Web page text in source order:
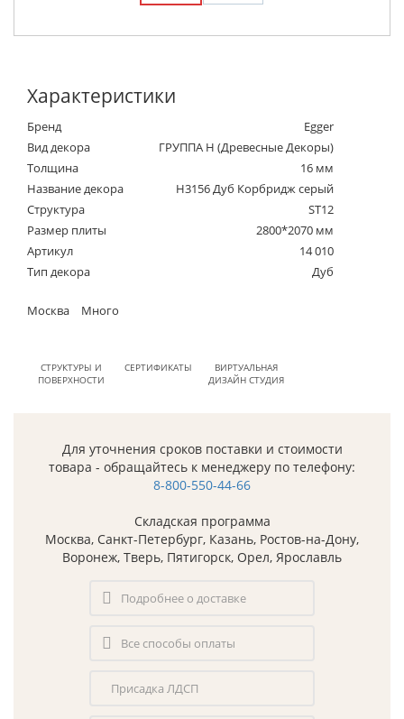
Характеристики
Бренд
Egger
Вид декора
ГРУППА Н (Древесные Декоры)
Толщина
16 мм
Название декора
H3156 Дуб Корбридж серый
Структура
ST12
Размер плиты
2800*2070 мм
Артикул
14 010
Тип декора
Дуб
Москва Много
СТРУКТУРЫ И
ПОВЕРХНОСТИ
СЕРТИФИКАТЫ
ВИРТУАЛЬНАЯ
ДИЗАЙН СТУДИЯ
Для уточнения сроков поставки и стоимости
товара - обращайтесь к менеджеру по телефону:
8-800-550-44-66
Складская программа
Москва, Санкт-Петербург, Казань, Ростов-на-Дону,
Воронеж, Тверь, Пятигорск, Орел, Ярославль
Подробнее о доставке
Все способы оплаты
Присадка ЛДСП